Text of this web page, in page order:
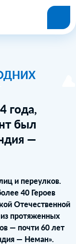
года,
был
—
и переулков.
40 Героев
Отечественной
протяженных
— почти 60 лет
— Неман».